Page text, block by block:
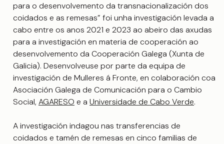
para o desenvolvemento da transnacionalización dos
coidados e as remesas” foi unha investigación levada a
cabo entre os anos 2021 e 2023 ao abeiro das axudas
para a investigación en materia de cooperación ao
desenvolvemento da Cooperación Galega (Xunta de
Galicia). Desenvolveuse por parte da equipa de
investigación de Mulleres á Fronte, en colaboración coa
Asociación Galega de Comunicación para o Cambio
Social, AGARESO e a Universidade de Cabo Verde.
A investigación indagou nas transferencias de
coidados e tamén de remesas en cinco familias de